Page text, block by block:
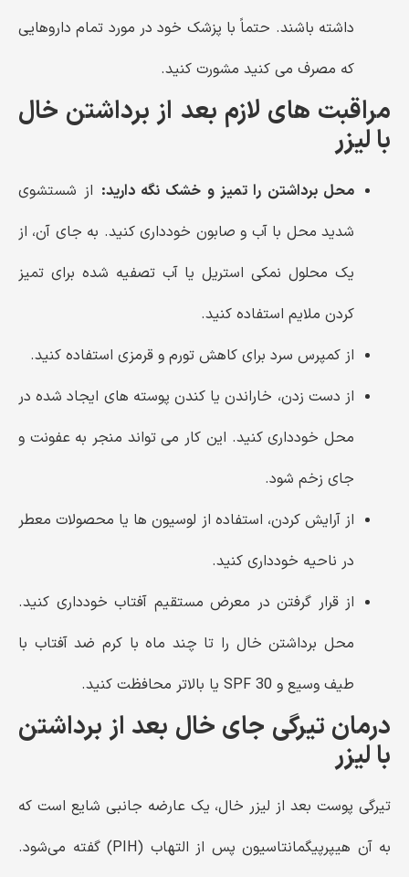
داشته باشند. حتماً با پزشک خود در مورد تمام داروهایی
که مصرف می کنید مشورت کنید.
مراقبت های لازم بعد از برداشتن خال
با لیزر
محل برداشتن را تمیز و خشک نگه دارید: از شستشوی
شدید محل با آب و صابون خودداری کنید. به جای آن، از
یک محلول نمکی استریل یا آب تصفیه شده برای تمیز
کردن ملایم استفاده کنید.
از کمپرس سرد برای کاهش تورم و قرمزی استفاده کنید.
از دست زدن، خاراندن یا کندن پوسته های ایجاد شده در
محل خودداری کنید. این کار می تواند منجر به عفونت و
جای زخم شود.
از آرایش کردن، استفاده از لوسیون ها یا محصولات معطر
در ناحیه خودداری کنید.
از قرار گرفتن در معرض مستقیم آفتاب خودداری کنید.
محل برداشتن خال را تا چند ماه با کرم ضد آفتاب با
طیف وسیع و SPF 30 یا بالاتر محافظت کنید.
درمان تیرگی جای خال بعد از برداشتن
با لیزر
تیرگی پوست بعد از لیزر خال، یک عارضه جانبی شایع است که
به آن هیپرپیگمانتاسیون پس از التهاب (PIH) گفته می‌شود.